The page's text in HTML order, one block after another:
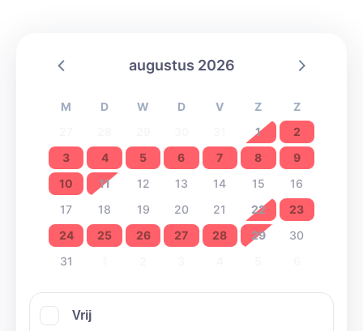
augustus 2026
M D W D V Z
Z
1
2
3
4 5 6 7 8
9
10
11 12 13 14 15
16
17
18 19 20 21 22
23
24
25 26 27 28 29
30
31
Vrij